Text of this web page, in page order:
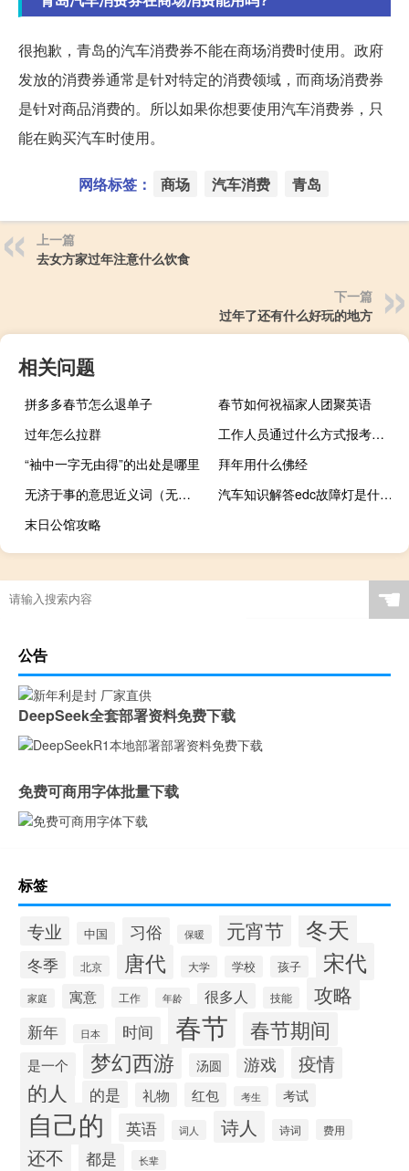
很抱歉，青岛的汽车消费券不能在商场消费时使用。政府
发放的消费券通常是针对特定的消费领域，而商场消费券
是针对商品消费的。所以如果你想要使用汽车消费券，只
能在购买汽车时使用。
网络标签： 商场 汽车消费 青岛
上一篇
去女方家过年注意什么饮食
下一篇
过年了还有什么好玩的地方
相关问题
拼多多春节怎么退单子
春节如何祝福家人团聚英语
过年怎么拉群
工作人员通过什么方式报考在职研究生可以提高学历
“袖中一字无由得”的出处是哪里
拜年用什么佛经
无济于事的意思近义词（无济于事的意思）
汽车知识解答edc故障灯是什么意思？
末日公馆攻略
☚
公告
DeepSeek全套部署资料免费下载
免费可商用字体批量下载
标签
专业 中国 习俗 保暖 元宵节 冬天
冬季 北京 唐代 大学 学校 孩子 宋代
家庭 寓意 工作 年龄 很多人 技能 攻略
新年 日本 时间 春节 春节期间
是一个 梦幻西游 汤圆 游戏 疫情
的人 的是 礼物 红包 考生 考试
自己的 英语 词人 诗人 诗词 费用
还不 都是 长辈